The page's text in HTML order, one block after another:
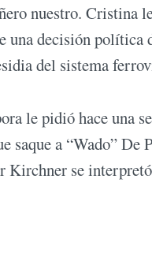
nuestro. Cristina
una decisión política
del sistema
le pidió hace una
a “Wado” De
Kirchner se